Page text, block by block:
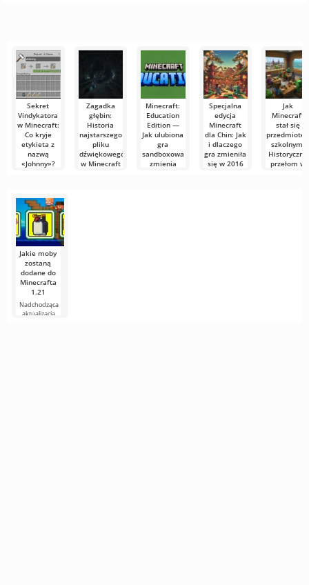
Sekret
Vindykatora
w Minecraft:
Co kryje
etykieta z
nazwą
«Johnny»?
ukrytych
mechanik,
Zagadka
głębin:
Historia
najstarszego
pliku
dźwiękowego
w Minecraft
Minecraft:
Education
Edition —
Jak ulubiona
gra
sandboxowa
zmienia
Specjalna
edycja
Minecraft
dla Chin: Jak
i dlaczego
gra zmieniła
się w 2016
Jak
Minecraft
stał się
szkolnym:
Historyczny
przełom w
Jakie moby
zostaną
dodane do
Minecrafta
1.21
Nadchodząca
aktualizacja